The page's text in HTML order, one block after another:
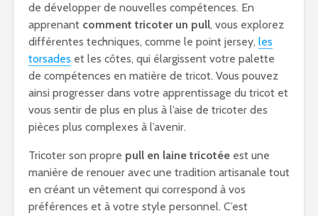
de développer de nouvelles compétences. En
apprenant comment tricoter un pull, vous explorez
différentes techniques, comme le point jersey, les
torsades et les côtes, qui élargissent votre palette
de compétences en matière de tricot. Vous pouvez
ainsi progresser dans votre apprentissage du tricot et
vous sentir de plus en plus à l’aise de tricoter des
pièces plus complexes à l’avenir.
Tricoter son propre pull en laine tricotée est une
manière de renouer avec une tradition artisanale tout
en créant un vêtement qui correspond à vos
préférences et à votre style personnel. C’est